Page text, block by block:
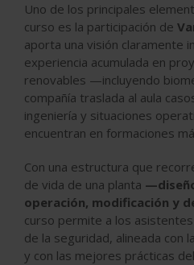
Uno de los principales
curso es la participación de
aporta una visión claramente
experiencia acumulada en
renovables —incluyendo
compañía traslada al aula
ingeniería y situaciones
encuentran en formaciones
Con una estructura que
de vida de una planta
operación, modificación y
curso permite a los
de la seguridad, alineada con
y con las mejores prácticas